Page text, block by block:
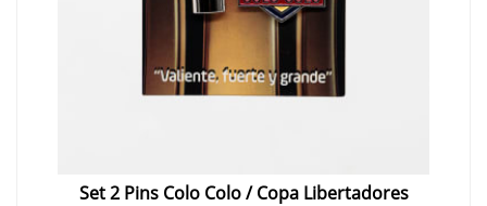
Set 2 Pins Colo Colo / Copa Libertadores